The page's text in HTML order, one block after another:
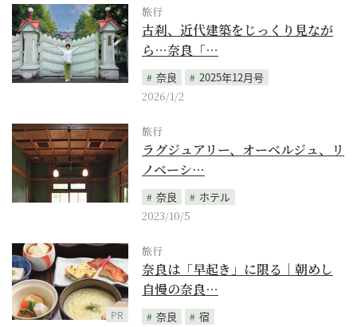
旅行
古刹、近代建築をじっくり見なが
ら…奈良「…
奈良
2025年12月号
2026/1/2
旅行
ラグジュアリー、オーベルジュ、リ
ノベーシ…
奈良
ホテル
2023/10/5
PR
旅行
奈良は「早起き」に限る｜朝めし
自慢の奈良…
奈良
宿